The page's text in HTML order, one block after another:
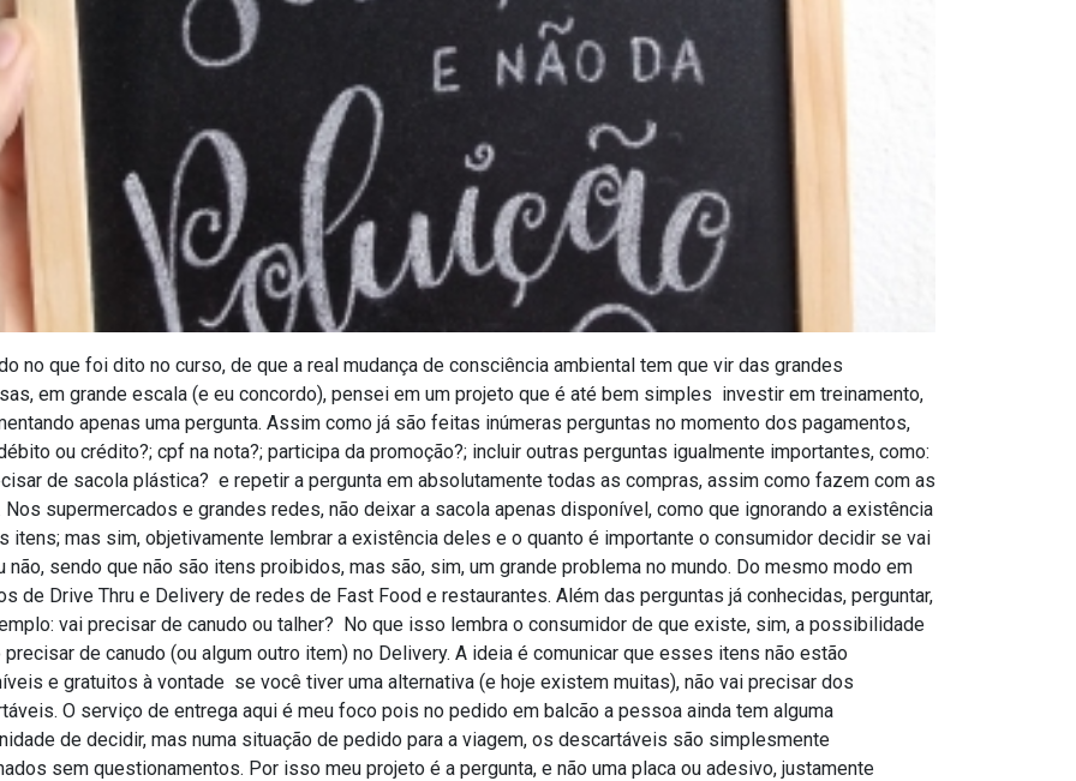
no que foi dito no curso, de que a real mudança de consciência ambiental tem que vir das grandes
em grande escala (e eu concordo), pensei em um projeto que é até bem simples  investir em treinamento,
apenas uma pergunta. Assim como já são feitas inúmeras perguntas no momento dos pagamentos,
ou crédito?; cpf na nota?; participa da promoção?; incluir outras perguntas igualmente importantes, como:
de sacola plástica?  e repetir a pergunta em absolutamente todas as compras, assim como fazem com as
Nos supermercados e grandes redes, não deixar a sacola apenas disponível, como que ignorando a existência
itens; mas sim, objetivamente lembrar a existência deles e o quanto é importante o consumidor decidir se vai
não, sendo que não são itens proibidos, mas são, sim, um grande problema no mundo. Do mesmo modo em
de Drive Thru e Delivery de redes de Fast Food e restaurantes. Além das perguntas já conhecidas, perguntar,
vai precisar de canudo ou talher?  No que isso lembra o consumidor de que existe, sim, a possibilidade
precisar de canudo (ou algum outro item) no Delivery. A ideia é comunicar que esses itens não estão
e gratuitos à vontade  se você tiver uma alternativa (e hoje existem muitas), não vai precisar dos
O serviço de entrega aqui é meu foco pois no pedido em balcão a pessoa ainda tem alguma
de decidir, mas numa situação de pedido para a viagem, os descartáveis são simplesmente
sem questionamentos. Por isso meu projeto é a pergunta, e não uma placa ou adesivo, justamente